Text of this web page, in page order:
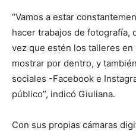
“Vamos a estar
hacer trabajos de fotografía,
vez que estén los talleres en
mostrar por dentro, y
sociales -Facebook e
público”, indicó Giuliana.
Con sus propias cámaras